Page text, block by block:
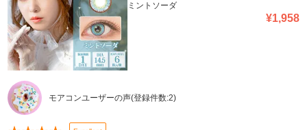
ミントソーダ
¥1,958
モアコンユーザーの声(登録件数:2)